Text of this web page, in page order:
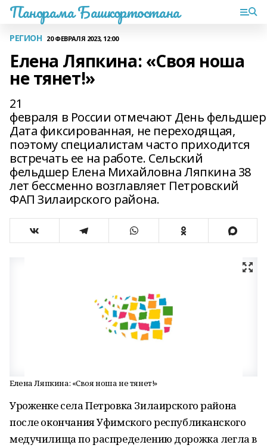
Панорама Башкортостана
РЕГИОН 20 ФЕВРАЛЯ 2023, 12:00
Елена Ляпкина: «Своя ноша
не тянет!»
21
февраля в России отмечают День
Дата фиксированная, не переходящая,
поэтому специалистам часто приходится
встречать ее на работе. Сельский
фельдшер Елена Михайловна Ляпкина 38
лет бессменно возглавляет Петровский
ФАП Зилаирского района.
Елена Ляпкина: «Своя ноша не тянет!»
Уроженке села Петровка Зилаирского района
после окончания Уфимского республиканского
медучилища по распределению дорожка легла в